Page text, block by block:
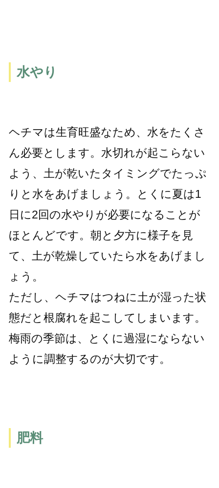
水やり
ヘチマは生育旺盛なため、水をたくさ
ん必要とします。水切れが起こらない
よう、土が乾いたタイミングでたっぷ
りと水をあげましょう。とくに夏は1
日に2回の水やりが必要になることが
ほとんどです。朝と夕方に様子を見
て、土が乾燥していたら水をあげまし
ょう。
ただし、ヘチマはつねに土が湿った状
態だと根腐れを起こしてしまいます。
梅雨の季節は、とくに過湿にならない
ように調整するのが大切です。
肥料